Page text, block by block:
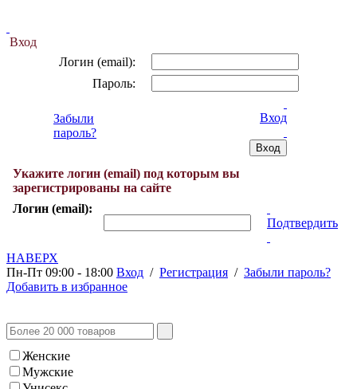
Вход
Логин (email):
Пароль:
Забыли
пароль?
Вход
Укажите логин (email) под которым вы
зарегистрированы на сайте
Логин (email):
Подтвердить
НАВЕРХ
Пн-Пт 09:00 - 18:00 Вход / Регистрация / Забыли пароль?
Добавить в избранное
Женские
Мужские